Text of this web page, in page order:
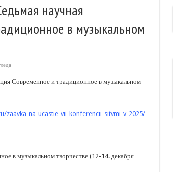
научная
в музыкальном
Современное и традиционное в музыкальном
zaavka-na-ucastie-vii-konferencii-sitvmi-v-2025/
в музыкальном творчестве (12-14. декабря